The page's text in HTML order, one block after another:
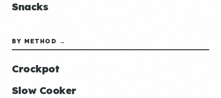
Snacks
BY METHOD →
Crockpot
Slow Cooker